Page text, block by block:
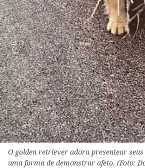
O golden retriever adora presentear
uma forma de demonstrar afeto. (Foto: